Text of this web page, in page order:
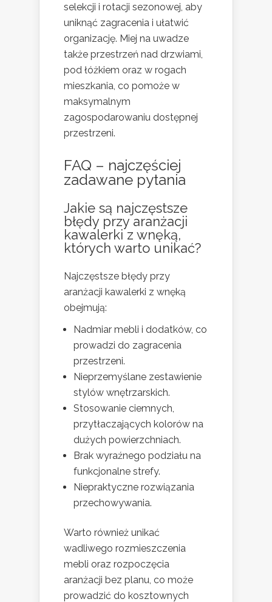
selekcji i rotacji sezonowej, aby
uniknąć zagracenia i ułatwić
organizację. Miej na uwadze
także przestrzeń nad drzwiami,
pod łóżkiem oraz w rogach
mieszkania, co pomoże w
maksymalnym
zagospodarowaniu dostępnej
przestrzeni.
FAQ – najczęściej
zadawane pytania
Jakie są najczęstsze
błędy przy aranżacji
kawalerki z wnęką,
których warto unikać?
Najczęstsze błędy przy
aranżacji kawalerki z wnęką
obejmują:
Nadmiar mebli i dodatków, co
prowadzi do zagracenia
przestrzeni.
Nieprzemyślane zestawienie
stylów wnętrzarskich.
Stosowanie ciemnych,
przytłaczających kolorów na
dużych powierzchniach.
Brak wyraźnego podziału na
funkcjonalne strefy.
Niepraktyczne rozwiązania
przechowywania.
Warto również unikać
wadliwego rozmieszczenia
mebli oraz rozpoczęcia
aranżacji bez planu, co może
prowadzić do kosztownych